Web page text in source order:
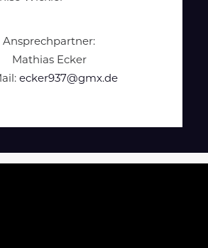
Ansprechpartner:
Mathias Ecker
ecker937@gmx.de